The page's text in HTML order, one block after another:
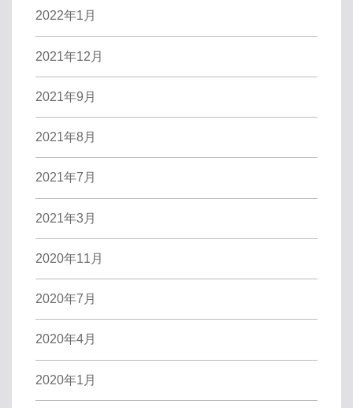
2022年1月
2021年12月
2021年9月
2021年8月
2021年7月
2021年3月
2020年11月
2020年7月
2020年4月
2020年1月